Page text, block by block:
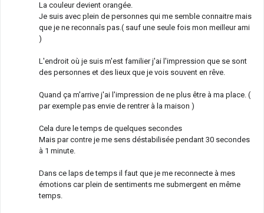
La couleur devient orangée.
Je suis avec plein de personnes qui me semble connaitre mais
que je ne reconnaîs pas.( sauf une seule fois mon meilleur ami
)
L'endroit où je suis m'est familier j'ai l'impression que se sont
des personnes et des lieux que je vois souvent en rêve.
Quand ça m'arrive j'ai l'impression de ne plus être à ma place. (
par exemple pas envie de rentrer à la maison )
Cela dure le temps de quelques secondes
Mais par contre je me sens déstabilisée pendant 30 secondes
à 1 minute.
Dans ce laps de temps il faut que je me reconnecte à mes
émotions car plein de sentiments me submergent en même
temps.